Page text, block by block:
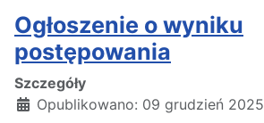
Ogłoszenie o wyniku
postępowania
Szczegóły
Opublikowano: 09 grudzień 2025